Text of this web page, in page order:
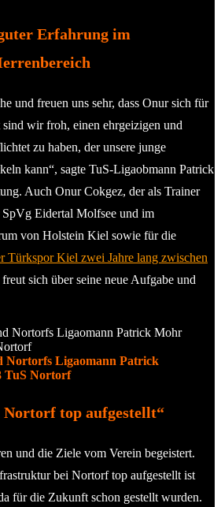
Erfahrung im
und freuen uns sehr, dass Onur sich für
sind wir froh, einen ehrgeizigen und
zu haben, der unsere junge
kann“, sagte TuS-Ligaobmann Patrick
Auch Onur Cokgez, der als Trainer
Eidertal Molfsee und im
von Holstein Kiel sowie für die
Türkspor Kiel zwei Jahre lang zwischen
sich über seine neue Aufgabe und
Nortorfs Ligaomann Patrick
TuS Nortorf
top aufgestellt“
und die Ziele vom Verein begeistert.
bei Nortorf top aufgestellt ist
für die Zukunft schon gestellt wurden.